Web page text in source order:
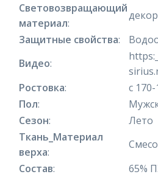
Световозвращающий
материал:
Защитные свойства:
Видео:
Ростовка:
с
Пол:
Сезон:
Лето
Ткань_Материал
верха:
Состав:
65%